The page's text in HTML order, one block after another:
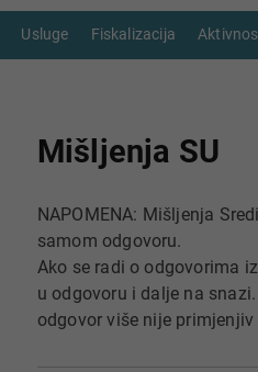
Usluge Fiskalizacija
Mišljenja SU
NAPOMENA: Mišljenja
samom odgovoru.
Ako se radi o odgovorima
u odgovoru i dalje na
odgovor više nije